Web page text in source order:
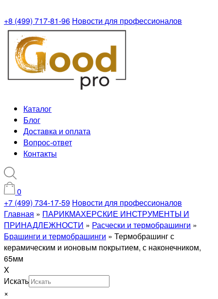
+8 (499) 717-81-96 Новости для профессионалов
Каталог
Блог
Доставка и оплата
Вопрос-ответ
Контакты
0
+7 (499) 734-17-59 Новости для профессионалов
Главная » ПАРИКМАХЕРСКИЕ ИНСТРУМЕНТЫ И
ПРИНАДЛЕЖНОСТИ » Расчески и термобрашинги »
Брашинги и термобрашинги » Термобрашинг с
керамическим и ионовым покрытием, с наконечником,
65мм
X
Искать
×